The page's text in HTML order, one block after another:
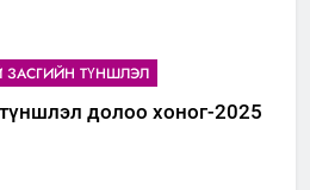
ЗАСГИЙН ТҮНШЛЭЛ
долоо хоног-2025